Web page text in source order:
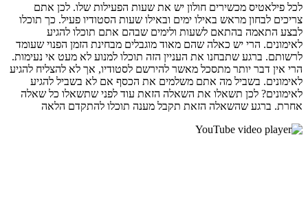
לכל פילאטיס מכשירים חולון יש את שעות הפעילות שלו. לכן אתם
צריכים לבחון מראש באילו ימים ובאילו שעות הסטודיו פעיל. כך תוכלו
לבצע התאמה בהתאם לשעות ולימים שבהם אתם תוכלו להגיע
לאימונים. הרי יש כאלה שהם מאוד מוגבלים מבחינת הזמן הפנוי שעומד
לרשותם. ברגע שתבחנו את העניין הזה תוכלו למנוע לא מעט אי נעימות.
הרי אין דבר יותר מתסכל מאשר להירשם לסטודיו, אך לא להצליח להגיע
לאימונים. בשביל מה אתם משלמים את הכסף אם לא בשביל להגיע
לאימונים? לכן תשאלו את השאלה הזאת עוד לפני שתשאלו כל שאלה
אחרת. ברגע שהשאלה הזאת תקבל מענה תוכלו להתקדם הלאה